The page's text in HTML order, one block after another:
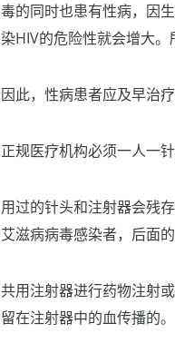
毒的同时也患有性病，因
染HIV的危险性就会增大。
因此，性病患者应及早治
正规医疗机构必须一人一
用过的针头和注射器会残
艾滋病病毒感染者，后面
共用注射器进行药物注射
留在注射器中的血传播的。